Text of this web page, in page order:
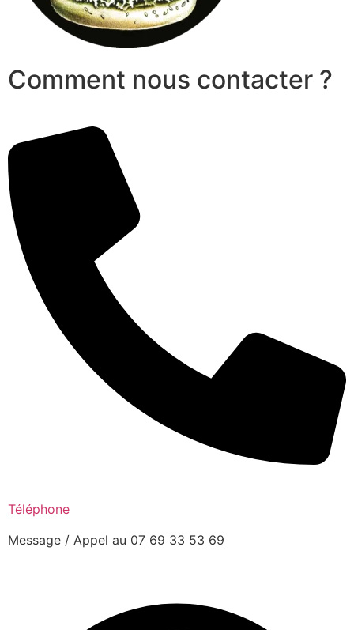
Comment nous contacter ?
Téléphone
Message / Appel au 07 69 33 53 69